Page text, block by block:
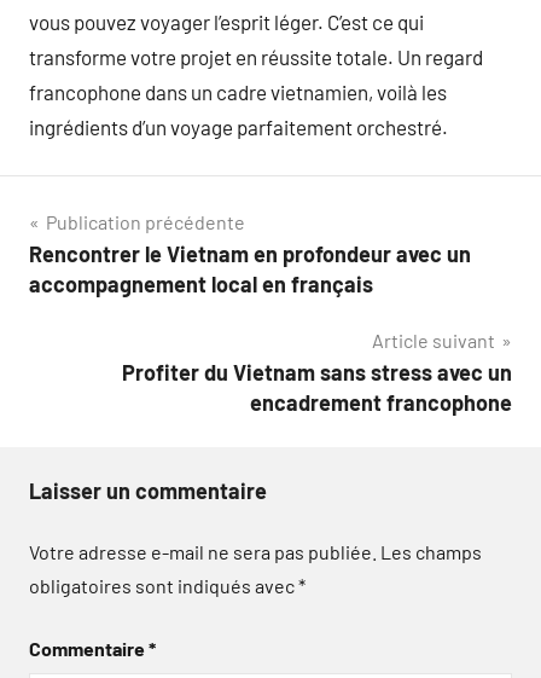
vous pouvez voyager l’esprit léger. C’est ce qui
transforme votre projet en réussite totale. Un regard
francophone dans un cadre vietnamien, voilà les
ingrédients d’un voyage parfaitement orchestré.
Navigation
de
Publication précédente
Rencontrer le Vietnam en profondeur avec un
accompagnement local en français
Article suivant
Profiter du Vietnam sans stress avec un
encadrement francophone
Laisser un commentaire
Votre adresse e-mail ne sera pas publiée. Les champs
obligatoires sont indiqués avec*
Commentaire*